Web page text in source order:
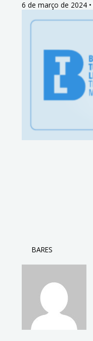
6 de março de 2024
BARES